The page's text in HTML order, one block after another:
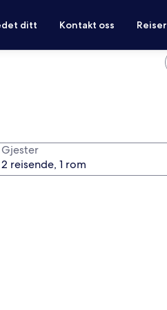
ditt Kontakt oss Reiser
Gjester